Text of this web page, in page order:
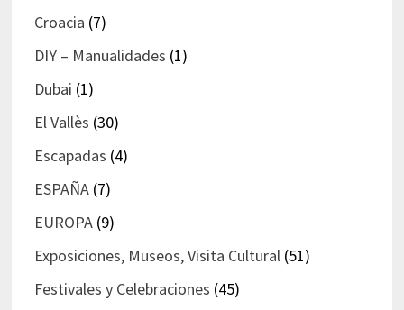
Croacia (7)
DIY – Manualidades (1)
Dubai (1)
El Vallès (30)
Escapadas (4)
ESPAÑA(7)
EUROPA(9)
Exposiciones, Museos, Visita Cultural(51)
Festivales y Celebraciones (45)